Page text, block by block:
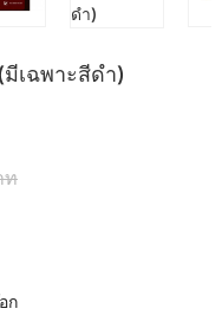
เฉพาะสีดำ)
ท
ก